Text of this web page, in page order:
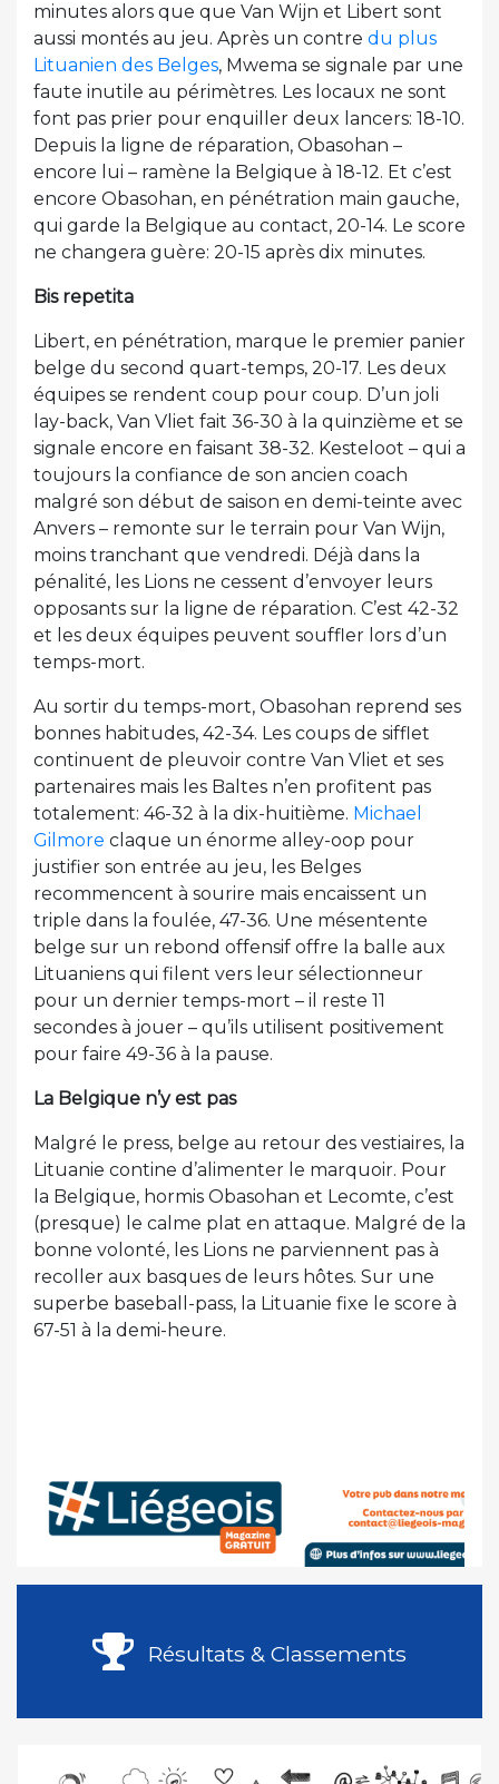
minutes alors que que Van Wijn et Libert sont
aussi montés au jeu. Après un contre du plus
Lituanien des Belges, Mwema se signale par une
faute inutile au périmètres. Les locaux ne sont
font pas prier pour enquiller deux lancers: 18-10.
Depuis la ligne de réparation, Obasohan –
encore lui – ramène la Belgique à 18-12. Et c’est
encore Obasohan, en pénétration main gauche,
qui garde la Belgique au contact, 20-14. Le score
ne changera guère: 20-15 après dix minutes.
Bis repetita
Libert, en pénétration, marque le premier panier
belge du second quart-temps, 20-17. Les deux
équipes se rendent coup pour coup. D’un joli
lay-back, Van Vliet fait 36-30 à la quinzième et se
signale encore en faisant 38-32. Kesteloot – qui a
toujours la confiance de son ancien coach
malgré son début de saison en demi-teinte avec
Anvers – remonte sur le terrain pour Van Wijn,
moins tranchant que vendredi. Déjà dans la
pénalité, les Lions ne cessent d’envoyer leurs
opposants sur la ligne de réparation. C’est 42-32
et les deux équipes peuvent souffler lors d’un
temps-mort.
Au sortir du temps-mort, Obasohan reprend ses
bonnes habitudes, 42-34. Les coups de sifflet
continuent de pleuvoir contre Van Vliet et ses
partenaires mais les Baltes n’en profitent pas
totalement: 46-32 à la dix-huitième. Michael
Gilmore claque un énorme alley-oop pour
justifier son entrée au jeu, les Belges
recommencent à sourire mais encaissent un
triple dans la foulée, 47-36. Une mésentente
belge sur un rebond offensif offre la balle aux
Lituaniens qui filent vers leur sélectionneur
pour un dernier temps-mort – il reste 11
secondes à jouer – qu’ils utilisent positivement
pour faire 49-36 à la pause.
La Belgique n’y est pas
Malgré le press, belge au retour des vestiaires, la
Lituanie contine d’alimenter le marquoir. Pour
la Belgique, hormis Obasohan et Lecomte, c’est
(presque) le calme plat en attaque. Malgré de la
bonne volonté, les Lions ne parviennent pas à
recoller aux basques de leurs hôtes. Sur une
superbe baseball-pass, la Lituanie fixe le score à
67-51 à la demi-heure.
Résultats & Classements